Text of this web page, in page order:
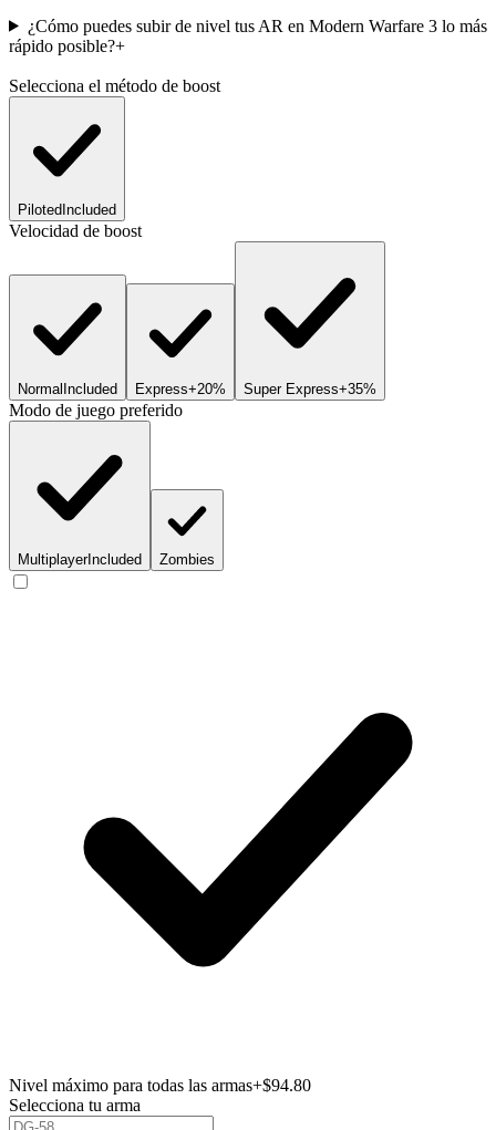
¿Cómo puedes subir de nivel tus AR en Modern Warfare 3 lo más
rápido posible?+
Selecciona el método de boost
PilotedIncluded
Velocidad de boost
NormalIncluded Express+20% Super Express+35%
Modo de juego preferido
MultiplayerIncluded Zombies
Nivel máximo para todas las armas+$94.80
Selecciona tu arma